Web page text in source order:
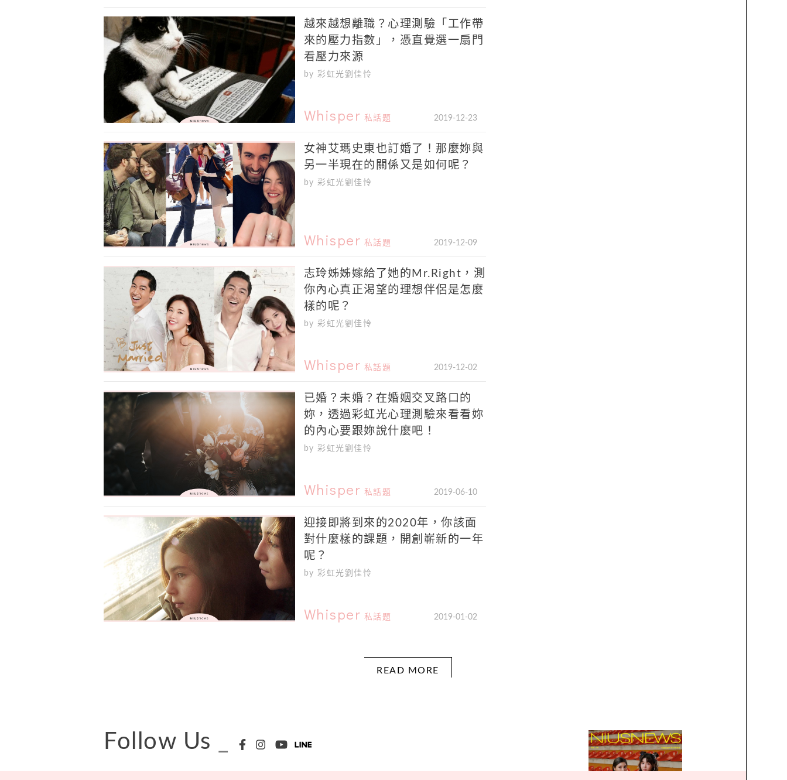
越來越想離職？心理測驗「工作帶
來的壓力指數」，憑直覺選一扇門
看壓力來源
by 彩虹光劉佳怜
Whisper 私話題 2019-12-23
女神艾瑪史東也訂婚了！那麼妳與
另一半現在的關係又是如何呢？
by 彩虹光劉佳怜
Whisper 私話題 2019-12-09
志玲姊姊嫁給了她的Mr.Right，測
你內心真正渴望的理想伴侶是怎麼
樣的呢？
by 彩虹光劉佳怜
Whisper 私話題 2019-12-02
已婚？未婚？在婚姻交叉路口的
妳，透過彩虹光心理測驗來看看妳
的內心要跟妳說什麼吧！
by 彩虹光劉佳怜
Whisper 私話題 2019-06-10
迎接即將到來的2020年，你該面
對什麼樣的課題，開創嶄新的一年
呢？
by 彩虹光劉佳怜
Whisper 私話題 2019-01-02
READ MORE
Follow Us